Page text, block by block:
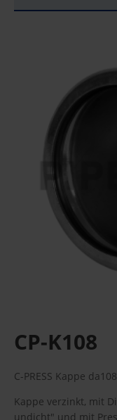
CP-K108
C-PRESS Kappe da108
Kappe verzinkt, mit
undicht" und mit